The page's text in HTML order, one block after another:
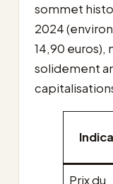
sommet
2024
14,90 euros),
solidement
Prix du